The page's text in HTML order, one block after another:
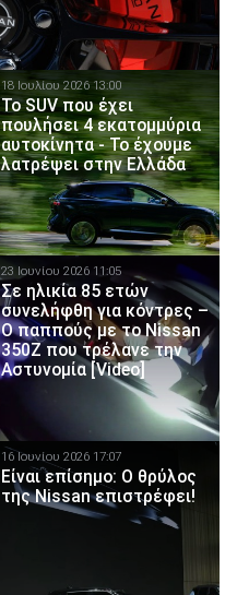
18 Ιουλίου 2026 13:00
Το SUV που έχει
πουλήσει 4 εκατομμύρια
αυτοκίνητα - Το έχουμε
λατρέψει στην Ελλάδα
23 Ιουνίου 2026 11:05
Σε ηλικία 85 ετών
συνελήφθη για κόντρες –
Ο παππούς με το Nissan
350Z που τρέλανε την
Αστυνομία [Video]
16 Ιουνίου 2026 17:07
Είναι επίσημο: O θρύλος
της Nissan επιστρέφει!